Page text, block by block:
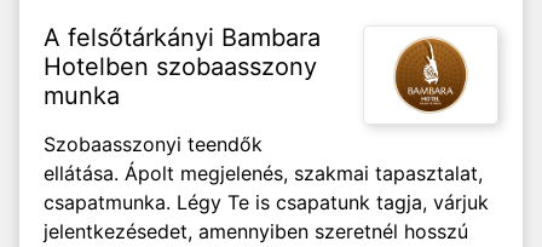
A felsőtárkányi Bambara
Hotelben szobaasszony
munka
Szobaasszonyi teendők
ellátása. Ápolt megjelenés, szakmai tapasztalat,
csapatmunka. Légy Te is csapatunk tagja, várjuk
jelentkezésedet, amennyiben szeretnél hosszú